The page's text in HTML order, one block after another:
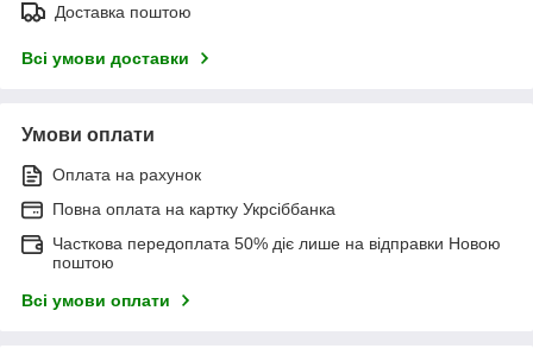
Доставка поштою
Всі умови доставки
Умови оплати
Оплата на рахунок
Повна оплата на картку Укрсіббанка
Часткова передоплата 50% діє лише на відправки Новою
поштою
Всі умови оплати